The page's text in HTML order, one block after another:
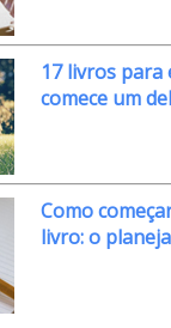
17 livros para
comece um
Como
livro: o